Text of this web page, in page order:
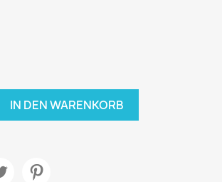
IN DEN WARENKORB